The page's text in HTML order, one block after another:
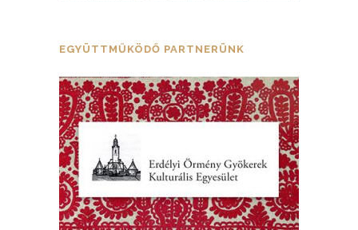
EGYÜTTMŰKÖDŐ PARTNERÜNK